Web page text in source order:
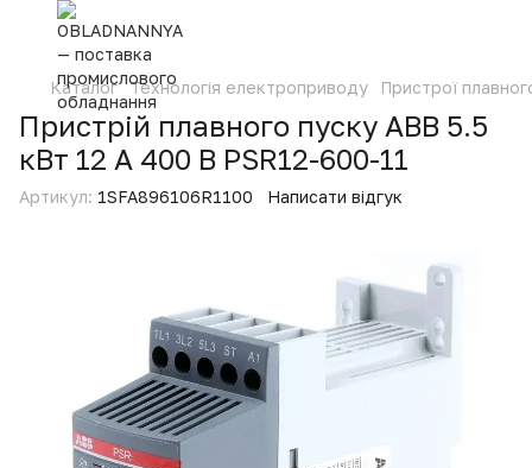
Каталог Технологія електроприводу Пристрої
Пристрій плавного пуску ABB 5.5
кВт 12 А 400 В PSR12-600-11
Артикул: 1SFA896106R1100 Написати відгук